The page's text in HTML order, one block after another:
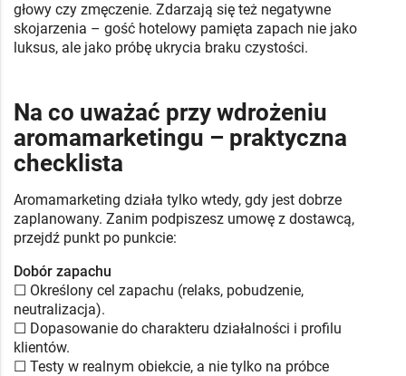
głowy czy zmęczenie. Zdarzają się też negatywne
skojarzenia – gość hotelowy pamięta zapach nie jako
luksus, ale jako próbę ukrycia braku czystości.
Na co uważać przy wdrożeniu
aromamarketingu – praktyczna
checklista
Aromamarketing działa tylko wtedy, gdy jest dobrze
zaplanowany. Zanim podpiszesz umowę z dostawcą,
przejdź punkt po punkcie:
Dobór zapachu
☐ Określony cel zapachu (relaks, pobudzenie,
neutralizacja).
☐ Dopasowanie do charakteru działalności i profilu
klientów.
☐ Testy w realnym obiekcie, a nie tylko na próbce